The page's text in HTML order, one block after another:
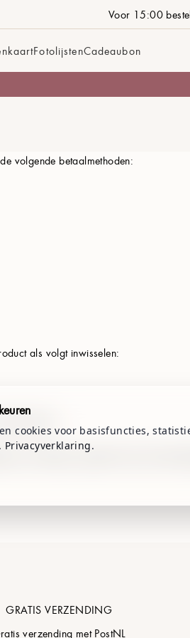
Voor 15:00
FotolijstenCadeaubon
volgende betaalmethoden:
als volgt inwisselen:
in.
in mindering is gebracht op het
GRATIS VERZENDING
verzending met PostNL
cookies voor basisfuncties,
Privacyverklaring.